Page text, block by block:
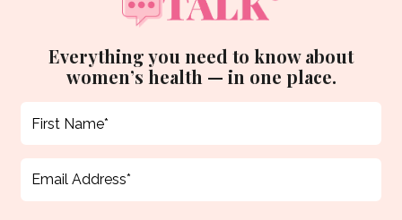
Everything you need to know about
women’s health — in one place.